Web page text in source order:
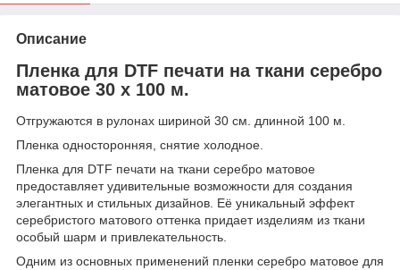
Описание
Пленка для DTF печати на ткани серебро
матовое 30 х 100 м.
Отгружаются в рулонах шириной 30 см. длинной 100 м.
Пленка односторонняя, снятие холодное.
Пленка для DTF печати на ткани серебро матовое
предоставляет удивительные возможности для создания
элегантных и стильных дизайнов. Её уникальный эффект
серебристого матового оттенка придает изделиям из ткани
особый шарм и привлекательность.
Одним из основных применений пленки серебро матовое для